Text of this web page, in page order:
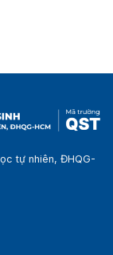
tự nhiên, ĐHQG-